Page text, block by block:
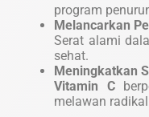
program
Melancarkan
Serat alami
sehat.
Meningkatkan
Vitamin C
melawan